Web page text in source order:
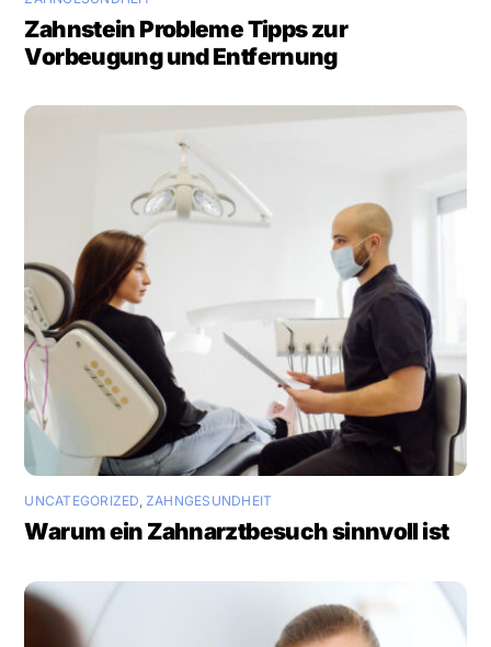
Zahnstein Probleme Tipps zur
Vorbeugung und Entfernung
UNCATEGORIZED ,ZAHNGESUNDHEIT
Warum ein Zahnarztbesuch sinnvoll ist